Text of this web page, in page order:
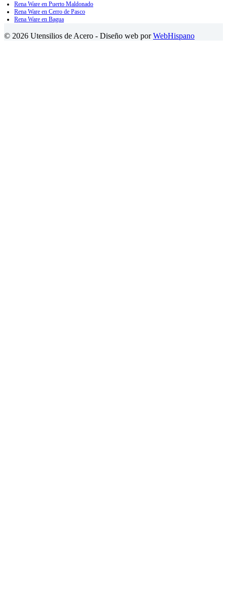
Rena Ware en Puerto Maldonado
Rena Ware en Cerro de Pasco
Rena Ware en Bagua
© 2026 Utensilios de Acero - Diseño web porWebHispano